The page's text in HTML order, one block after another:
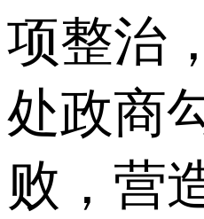
项整治
处政商
败，营